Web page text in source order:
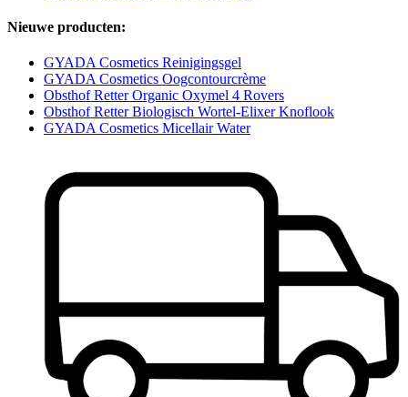
Nieuwe producten:
GYADA Cosmetics Reinigingsgel
GYADA Cosmetics Oogcontourcrème
Obsthof Retter Organic Oxymel 4 Rovers
Obsthof Retter Biologisch Wortel-Elixer Knoflook
GYADA Cosmetics Micellair Water